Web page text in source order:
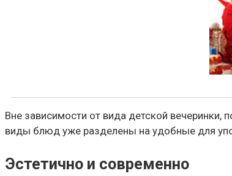
Вне зависимости от вида детской вечеринки,
виды блюд уже разделены на удобные для
Эстетично и современно